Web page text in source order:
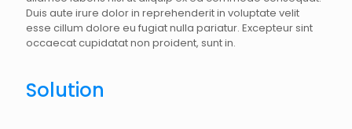
Duis aute irure dolor in reprehenderit in voluptate velit
esse cillum dolore eu fugiat nulla pariatur. Excepteur sint
occaecat cupidatat non proident, sunt in.
Solution